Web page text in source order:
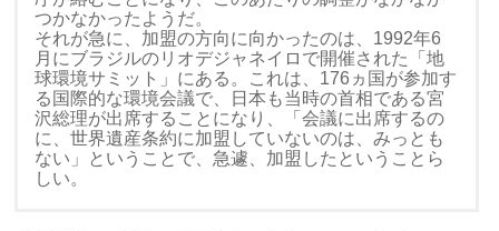
つかなかったようだ。
それが急に、加盟の方向に向かったのは、1992年6
月にブラジルのリオデジャネイロで開催された「地
球環境サミット」にある。これは、176ヵ国が参加す
る国際的な環境会議で、日本も当時の首相である宮
沢総理が出席することになり、「会議に出席するの
に、世界遺産条約に加盟していないのは、みっとも
ない」ということで、急遽、加盟したということら
しい。